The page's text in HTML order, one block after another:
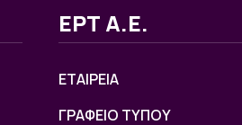
ΕΡΤ Α.Ε.
ΕΤΑΙΡΕΙΑ
ΓΡΑΦΕΙΟ ΤΥΠΟΥ